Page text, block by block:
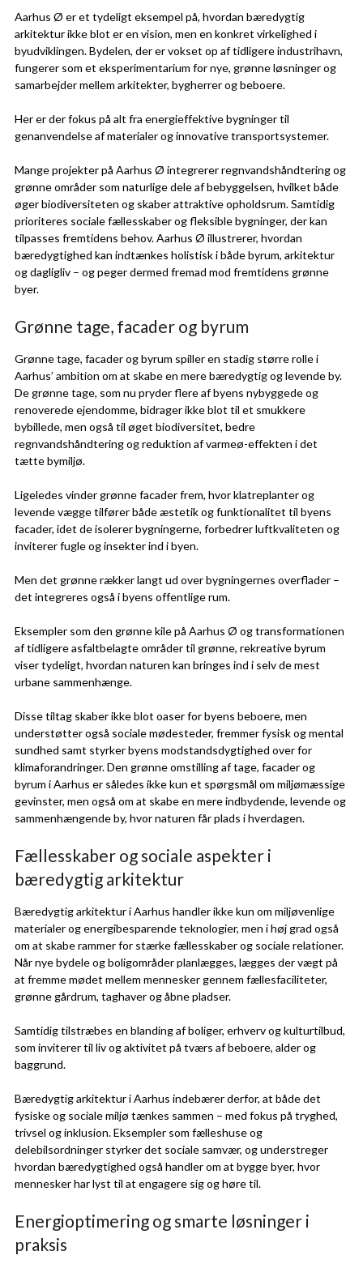
Aarhus Ø er et tydeligt eksempel på, hvordan bæredygtig
arkitektur ikke blot er en vision, men en konkret virkelighed i
byudviklingen. Bydelen, der er vokset op af tidligere industrihavn,
fungerer som et eksperimentarium for nye, grønne løsninger og
samarbejder mellem arkitekter, bygherrer og beboere.
Her er der fokus på alt fra energieffektive bygninger til
genanvendelse af materialer og innovative transportsystemer.
Mange projekter på Aarhus Ø integrerer regnvandshåndtering og
grønne områder som naturlige dele af bebyggelsen, hvilket både
øger biodiversiteten og skaber attraktive opholdsrum. Samtidig
prioriteres sociale fællesskaber og fleksible bygninger, der kan
tilpasses fremtidens behov. Aarhus Ø illustrerer, hvordan
bæredygtighed kan indtænkes holistisk i både byrum, arkitektur
og dagligliv – og peger dermed fremad mod fremtidens grønne
byer.
Grønne tage, facader og byrum
Grønne tage, facader og byrum spiller en stadig større rolle i
Aarhus’ ambition om at skabe en mere bæredygtig og levende by.
De grønne tage, som nu pryder flere af byens nybyggede og
renoverede ejendomme, bidrager ikke blot til et smukkere
bybillede, men også til øget biodiversitet, bedre
regnvandshåndtering og reduktion af varmeø-effekten i det
tætte bymiljø.
Ligeledes vinder grønne facader frem, hvor klatreplanter og
levende vægge tilfører både æstetik og funktionalitet til byens
facader, idet de isolerer bygningerne, forbedrer luftkvaliteten og
inviterer fugle og insekter ind i byen.
Men det grønne rækker langt ud over bygningernes overflader –
det integreres også i byens offentlige rum.
Eksempler som den grønne kile på Aarhus Ø og transformationen
af tidligere asfaltbelagte områder til grønne, rekreative byrum
viser tydeligt, hvordan naturen kan bringes ind i selv de mest
urbane sammenhænge.
Disse tiltag skaber ikke blot oaser for byens beboere, men
understøtter også sociale mødesteder, fremmer fysisk og mental
sundhed samt styrker byens modstandsdygtighed over for
klimaforandringer. Den grønne omstilling af tage, facader og
byrum i Aarhus er således ikke kun et spørgsmål om miljømæssige
gevinster, men også om at skabe en mere indbydende, levende og
sammenhængende by, hvor naturen får plads i hverdagen.
Fællesskaber og sociale aspekter i
bæredygtig arkitektur
Bæredygtig arkitektur i Aarhus handler ikke kun om miljøvenlige
materialer og energibesparende teknologier, men i høj grad også
om at skabe rammer for stærke fællesskaber og sociale relationer.
Når nye bydele og boligområder planlægges, lægges der vægt på
at fremme mødet mellem mennesker gennem fællesfaciliteter,
grønne gårdrum, taghaver og åbne pladser.
Samtidig tilstræbes en blanding af boliger, erhverv og kulturtilbud,
som inviterer til liv og aktivitet på tværs af beboere, alder og
baggrund.
Bæredygtig arkitektur i Aarhus indebærer derfor, at både det
fysiske og sociale miljø tænkes sammen – med fokus på tryghed,
trivsel og inklusion. Eksempler som fælleshuse og
delebilsordninger styrker det sociale samvær, og understreger
hvordan bæredygtighed også handler om at bygge byer, hvor
mennesker har lyst til at engagere sig og høre til.
Energioptimering og smarte løsninger i
praksis